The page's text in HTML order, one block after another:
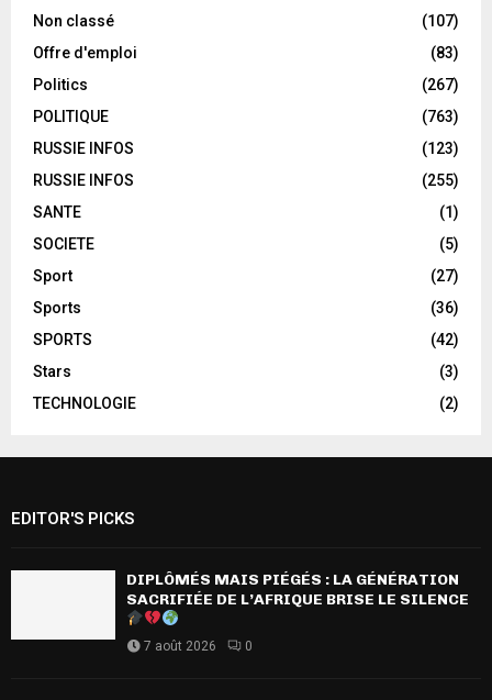
Non classé
(107)
Offre d'emploi
(83)
Politics
(267)
POLITIQUE
(763)
RUSSIE INFOS
(123)
RUSSIE INFOS
(255)
SANTE
(1)
SOCIETE
(5)
Sport
(27)
Sports
(36)
SPORTS
(42)
Stars
(3)
TECHNOLOGIE
(2)
EDITOR'S PICKS
DIPLÔMÉS MAIS PIÉGÉS : LA GÉNÉRATION
SACRIFIÉE DE L’AFRIQUE BRISE LE SILENCE
7 août 2026 0